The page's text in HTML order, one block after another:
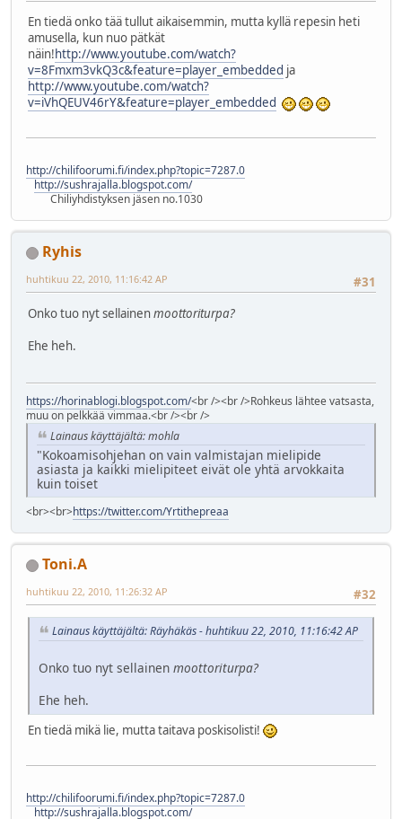
En tiedä onko tää tullut aikaisemmin, mutta kyllä repesin heti
amusella, kun nuo pätkät
näin!http://www.youtube.com/watch?
v=8Fmxm3vkQ3c&feature=player_embedded ja
http://www.youtube.com/watch?
v=iVhQEUV46rY&feature=player_embedded
http://chilifoorumi.fi/index.php?topic=7287.0
http://sushrajalla.blogspot.com/
Chiliyhdistyksen jäsen no.1030
Ryhis
#31
huhtikuu 22, 2010, 11:16:42 AP
Onko tuo nyt sellainenmoottoriturpa?
Ehe heh.
https://horinablogi.blogspot.com/<br /><br />Rohkeus lähtee vatsasta,
muu on pelkkää vimmaa.<br /><br />
Lainaus käyttäjältä: mohla
"Kokoamisohjehan on vain valmistajan mielipide
asiasta ja kaikki mielipiteet eivät ole yhtä arvokkaita
kuin toiset
<br><br>https://twitter.com/Yrtithepreaa
Toni.A
#32
huhtikuu 22, 2010, 11:26:32 AP
Lainaus käyttäjältä: Räyhäkäs - huhtikuu 22, 2010, 11:16:42 AP
Onko tuo nyt sellainen moottoriturpa?
Ehe heh.
En tiedä mikä lie, mutta taitava poskisolisti!
http://chilifoorumi.fi/index.php?topic=7287.0
http://sushrajalla.blogspot.com/